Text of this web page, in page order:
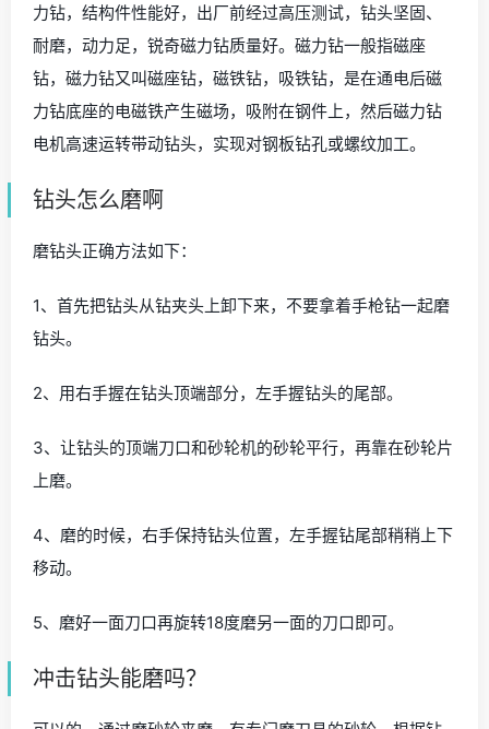
力钻，结构件性能好，出厂前经过高压测试，钻头坚固、
耐磨，动力足，锐奇磁力钻质量好。磁力钻一般指磁座
钻，磁力钻又叫磁座钻，磁铁钻，吸铁钻，是在通电后磁
力钻底座的电磁铁产生磁场，吸附在钢件上，然后磁力钻
电机高速运转带动钻头，实现对钢板钻孔或螺纹加工。
钻头怎么磨啊
磨钻头正确方法如下：
1、首先把钻头从钻夹头上卸下来，不要拿着手枪钻一起磨
钻头。
2、用右手握在钻头顶端部分，左手握钻头的尾部。
3、让钻头的顶端刀口和砂轮机的砂轮平行，再靠在砂轮片
上磨。
4、磨的时候，右手保持钻头位置，左手握钻尾部稍稍上下
移动。
5、磨好一面刀口再旋转18度磨另一面的刀口即可。
冲击钻头能磨吗？